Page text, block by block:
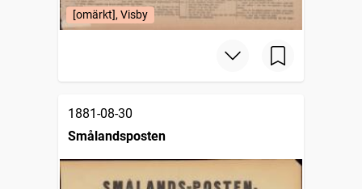
[omärkt], Visby
1881-08-30
Smålandsposten